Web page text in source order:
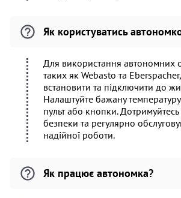
Як користуватись
Для використання автономних
таких як Webasto та
встановити та підключити до
Налаштуйте бажану
пульт або кнопки. Дотримуйтесь
безпеки та регулярно
надійної роботи.
Як працює автономка?